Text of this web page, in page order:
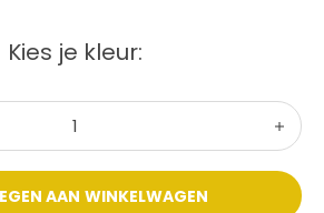
Kies je kleur:
AAN WINKELWAGEN